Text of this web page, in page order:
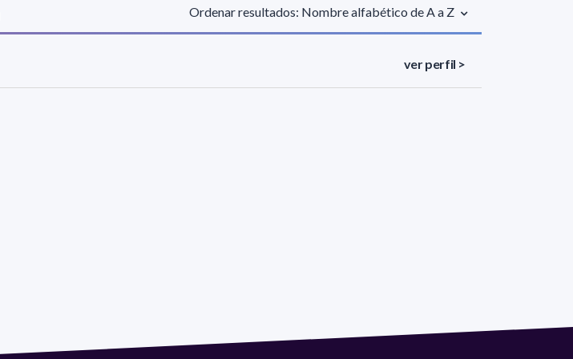
Ordenar resultados: Nombre alfabético de A a Z
ver perfil >